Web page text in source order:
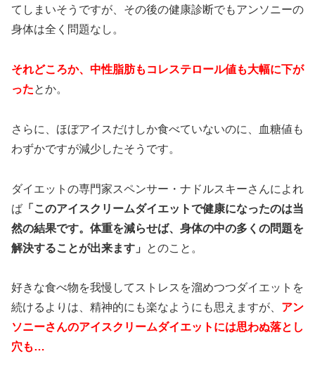
てしまいそうですが、その後の健康診断でもアンソニーの
身体は全く問題なし。
それどころか、中性脂肪もコレステロール値も大幅に下が
ったとか。
さらに、ほぼアイスだけしか食べていないのに、血糖値も
わずかですが減少したそうです。
ダイエットの専門家スペンサー・ナドルスキーさんによれ
ば 「このアイスクリームダイエットで健康になったのは当
然の結果です。体重を減らせば、身体の中の多くの問題を
解決することが出来ます」
とのこと。
好きな食べ物を我慢してストレスを溜めつつダイエットを
続けるよりは、精神的にも楽なようにも思えますが、 アン
ソニーさんのアイスクリームダイエットには思わぬ落とし
穴も…